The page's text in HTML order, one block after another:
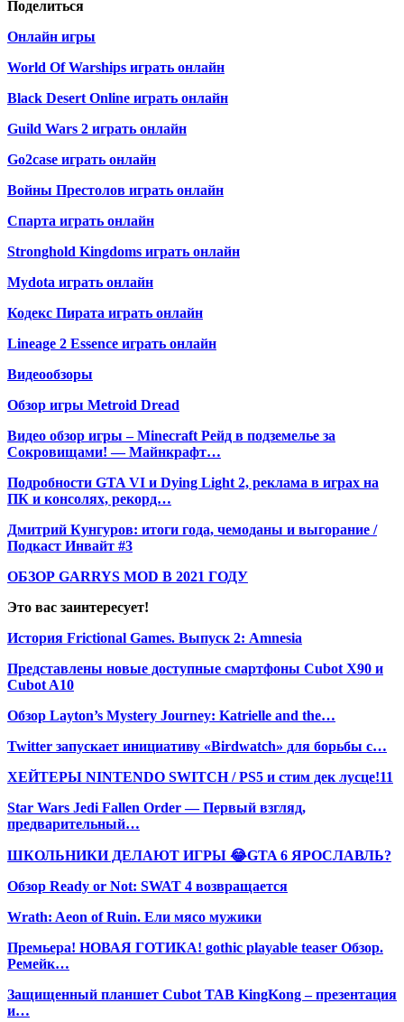
Поделиться
Онлайн игры
World Of Warships играть онлайн
Black Desert Online играть онлайн
Guild Wars 2 играть онлайн
Go2case играть онлайн
Войны Престолов играть онлайн
Спарта играть онлайн
Stronghold Kingdoms играть онлайн
Mydota играть онлайн
Кодекс Пирата играть онлайн
Lineage 2 Essence играть онлайн
Видеообзоры
Обзор игры Metroid Dread
Видео обзор игры – Minecraft Рейд в подземелье за
Сокровищами! — Майнкрафт…
Подробности GTA VI и Dying Light 2, реклама в играх на
ПК и консолях, рекорд…
Дмитрий Кунгуров: итоги года, чемоданы и выгорание /
Подкаст Инвайт #3
ОБЗОР GARRYS MOD В 2021 ГОДУ
Это вас заинтересует!
История Frictional Games. Выпуск 2: Amnesia
Представлены новые доступные смартфоны Cubot X90 и
Cubot A10
Обзор Layton’s Mystery Journey: Katrielle and the…
Twitter запускает инициативу «Birdwatch» для борьбы с…
ХЕЙТЕРЫ NINTENDO SWITCH / PS5 и стим дек лусце!11
Star Wars Jedi Fallen Order — Первый взгляд,
предварительный…
ШКОЛЬНИКИ ДЕЛАЮТ ИГРЫ 😂GTA 6 ЯРОСЛАВЛЬ?
Обзор Ready or Not: SWAT 4 возвращается
Wrath: Aeon of Ruin. Ели мясо мужики
Премьера! НОВАЯ ГОТИКА! gothic playable teaser Обзор.
Ремейк…
Защищенный планшет Cubot TAB KingKong – презентация
и…